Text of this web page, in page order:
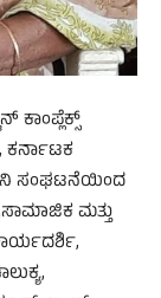
ಕರ್ನಾಟಕ
ಸಂಘಟನೆಯಿಂದ
ಮತ್ತು